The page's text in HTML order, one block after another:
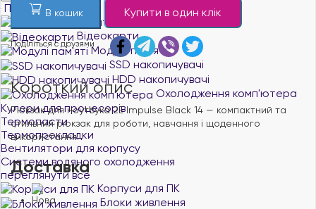
Процесори
Материнські плати
Відеокарти
Модулі пам'яті
SSD накопичувачі
HDD накопичувачі
Охолодження комп'ютера
Кулери для процесорів
Термопасти
Термопрокладки
Вентилятори для корпусу
Системи водяного охолодження
переглянути все
Корпуси для ПК
Блоки живлення
В кошик Купити в один клік
Поділіться с друзями
Короткий опис
Рюкзак для ноутбука 2E Impulse Black 14 — компактний та
стильний рюкзак для роботи, навчання і щоденного
використання.
Доставка